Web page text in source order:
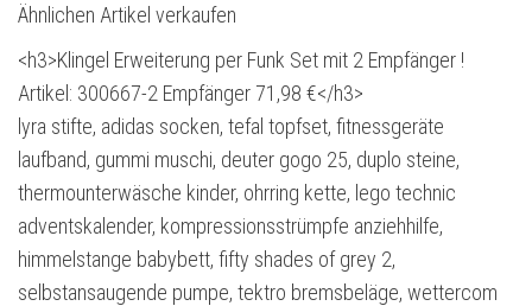
Ähnlichen Artikel verkaufen
<h3>Klingel Erweiterung per Funk Set mit 2 Empfänger !
Artikel: 300667-2 Empfänger 71,98 €</h3>
lyra stifte, adidas socken, tefal topfset, fitnessgeräte
laufband, gummi muschi, deuter gogo 25, duplo steine,
thermounterwäsche kinder, ohrring kette, lego technic
adventskalender, kompressionsstrümpfe anziehhilfe,
himmelstange babybett, fifty shades of grey 2,
selbstansaugende pumpe, tektro bremsbeläge, wettercom